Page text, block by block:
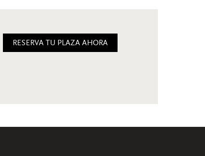
RESERVA TU PLAZA AHORA